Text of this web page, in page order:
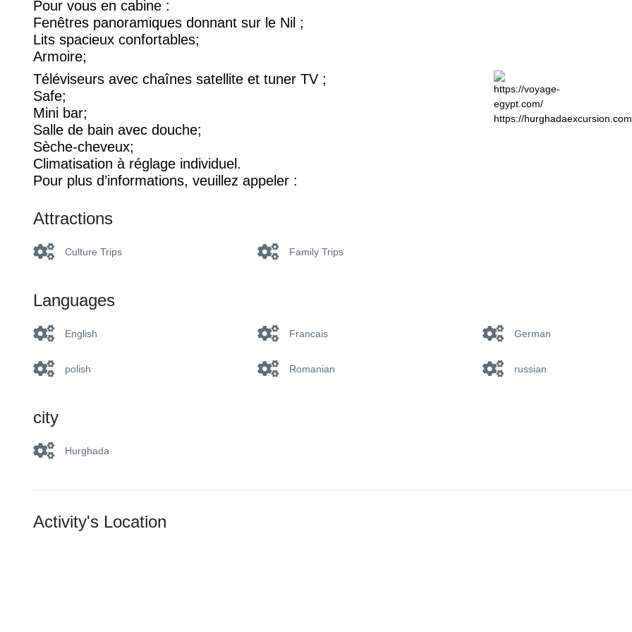
Pour vous en cabine :
Fenêtres panoramiques donnant sur le Nil ;
Lits spacieux confortables;
Armoire;
https://
Téléviseurs avec chaînes satellite et tuner TV ;
Safe;
Mini bar;
Salle de bain avec douche;
Sèche-cheveux;
Climatisation à réglage individuel.
Pour plus d’informations, veuillez appeler :
Attractions
Culture Trips Family Trips
Languages
English Francais German
polish Romanian russian
city
Hurghada
Activity's Location